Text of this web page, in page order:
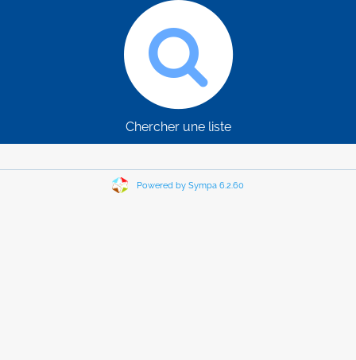
Chercher une liste
Powered by Sympa 6.2.60